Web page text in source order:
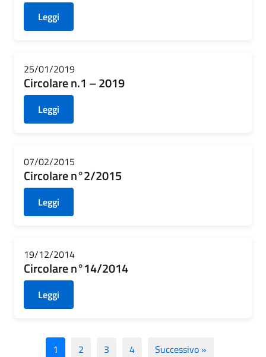
Leggi
25/01/2019
Circolare n.1 – 2019
Leggi
07/02/2015
Circolare n°2/2015
Leggi
19/12/2014
Circolare n°14/2014
Leggi
1 2 3 4 Successivo »